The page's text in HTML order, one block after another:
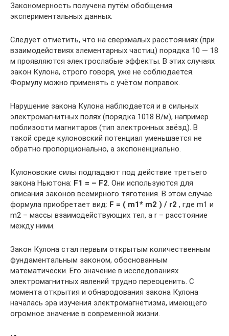
Закономерность получена путём обобщения
экспериментальных данных.
Следует отметить, что на сверхмалых расстояниях (при
взаимодействиях элементарных частиц) порядка 10 — 18
м проявляются электрослабые эффекты. В этих случаях
закон Кулона, строго говоря, уже не соблюдается.
Формулу можно применять с учётом поправок.
Нарушение закона Кулона наблюдается и в сильных
электромагнитных полях (порядка 1018 В/м), например
поблизости магнитаров (тип электронных звёзд). В
такой среде кулоновский потенциал уменьшается не
обратно пропорционально, а экспоненциально.
Кулоновские силы подпадают под действие третьего
закона Ньютона: F1 = – F2. Они используются для
описания законов всемирного тяготения. В этом случае
формула приобретает вид: F = ( m1* m2 ) / r2 , где m1 и
m2 – массы взаимодействующих тел, а r – расстояние
между ними.
Закон Кулона стал первым открытым количественным
фундаментальным законом, обоснованным
математически. Его значение в исследованиях
электромагнитных явлений трудно переоценить. С
момента открытия и обнародования закона Кулона
началась эра изучения электромагнетизма, имеющего
огромное значение в современной жизни.